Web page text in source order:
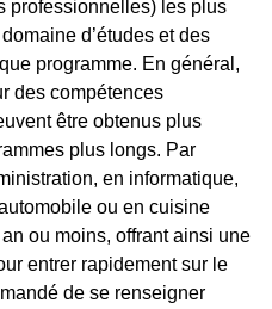
professionnelles) les plus
d’études et des
programme. En général,
des compétences
être obtenus plus
plus longs. Par
en informatique,
ou en cuisine
ou moins, offrant ainsi une
entrer rapidement sur le
de se renseigner